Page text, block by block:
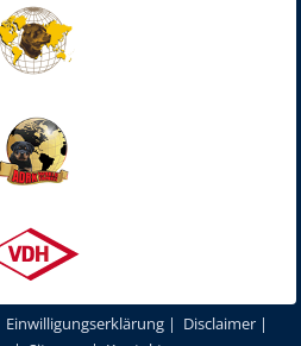
Einwilligungserklärung | Disclaimer |